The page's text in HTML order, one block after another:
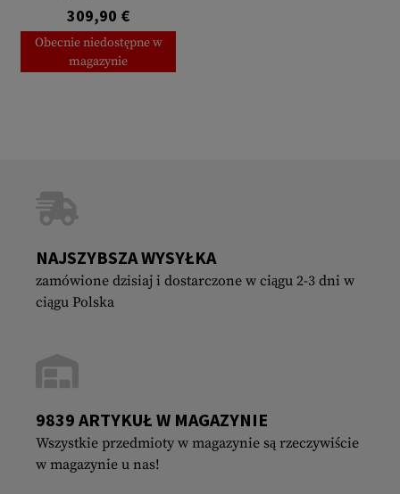
309,90 €
Obecnie niedostępne w
magazynie
NAJSZYBSZA WYSYŁKA
zamówione dzisiaj i dostarczone w ciągu 2-3 dni w
ciągu Polska
9839 ARTYKUŁ W MAGAZYNIE
Wszystkie przedmioty w magazynie są rzeczywiście
w magazynie u nas!